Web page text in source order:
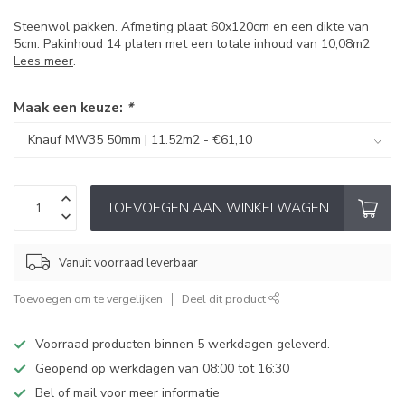
Steenwol pakken. Afmeting plaat 60x120cm en een dikte van
5cm. Pakinhoud 14 platen met een totale inhoud van 10,08m2
Lees meer.
Maak een keuze: *
TOEVOEGEN AAN WINKELWAGEN
Vanuit voorraad leverbaar
Toevoegen om te vergelijken Deel dit product
Voorraad producten binnen 5 werkdagen geleverd.
Geopend op werkdagen van 08:00 tot 16:30
Bel of mail voor meer informatie